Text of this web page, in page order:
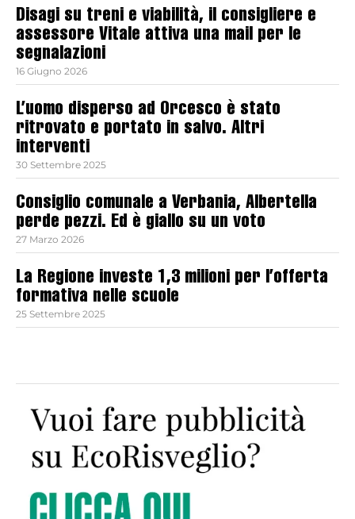
Disagi su treni e viabilità, il consigliere e
assessore Vitale attiva una mail per le
segnalazioni
16 Giugno 2026
L’uomo disperso ad Orcesco è stato
ritrovato e portato in salvo. Altri
interventi
30 Settembre 2025
Consiglio comunale a Verbania, Albertella
perde pezzi. Ed è giallo su un voto
27 Marzo 2026
La Regione investe 1,3 milioni per l’offerta
formativa nelle scuole
25 Settembre 2025